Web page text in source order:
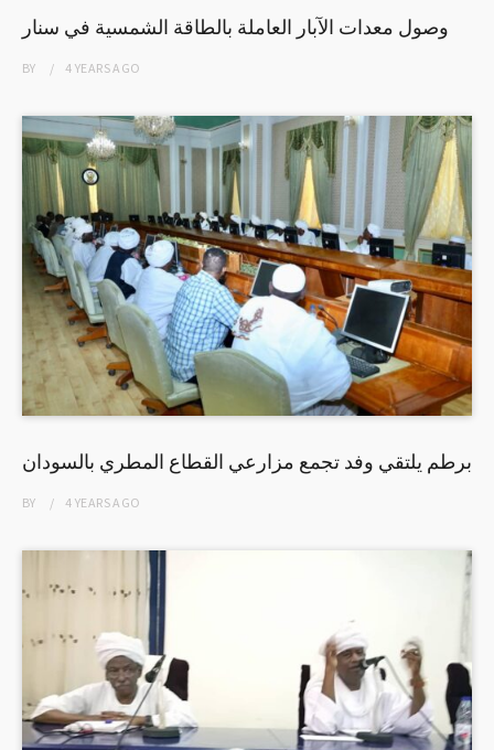
وصول معدات الآبار العاملة بالطاقة الشمسية في سنار
BY 4 YEARSAGO
برطم يلتقي وفد تجمع مزارعي القطاع المطري بالسودان
BY 4 YEARSAGO